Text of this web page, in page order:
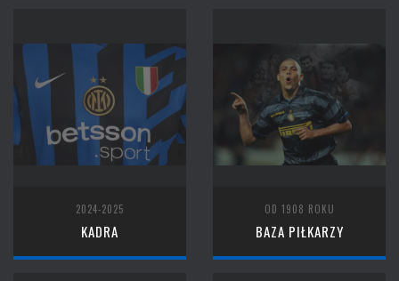
2024-2025
KADRA
OD 1908 ROKU
BAZA PIŁKARZY